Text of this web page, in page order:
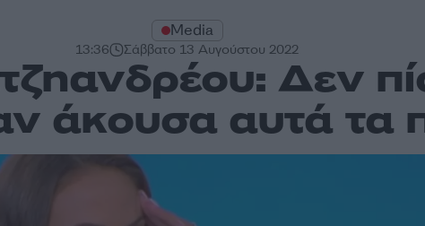
Media
13:36 Σάββατο 13 Αυγούστου 2022
Δεν
άκουσα αυτά τα